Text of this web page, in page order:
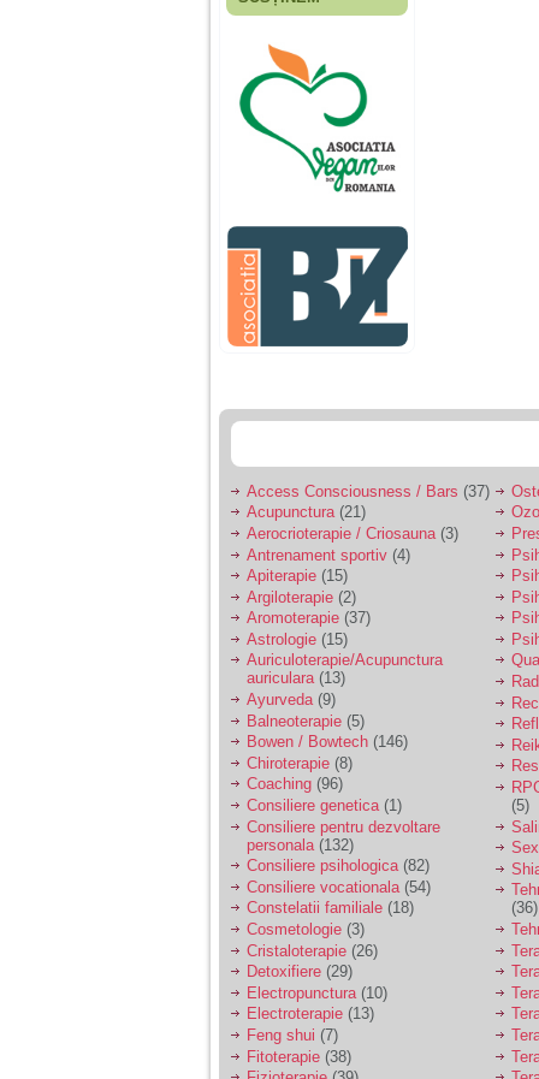
Fiica mea s-a nascut
ani, privind in urma
realizez cat de multe
greseli am facut in
educatia si cresterea
ei, am fost o mama
egoista, preocupata
de implinirea
profesionala, cand ea
era mica am neglijat-
agresiva, orice
greseala era taxata cu
o palma sau pedepse.
De 4 ani am o relatie
serioasa cu un barbat
sa se manifeste o
Ma aflu aici pentru ca
vreau sa stiu daca am
nevoie de un psiholog
sau psihiatru.
Sunt casatorita, am
31 de ani si un copil in
varsta de 2 ani care
mi-e lumina ochilor.
De ceva timp simt ca
mi s-a adunat
oboseala, o oboseala
cronica de care nu pot
scapa si simt ca din
cauza ei nu pot
controla nervii si
cateodata are copilul
de suferit.
Am o bariera peste
care nu pot trece:
prietena mea a ramas
insarcinata cu o fata.
Am fost de comun
acord sa facem un
copil, cu gandul ca e
baiat.
Access Consciousness / Bars (37)
Acupunctura(21)
Aerocrioterapie / Criosauna (3)
Antrenament sportiv (4)
Apiterapie (15)
Argiloterapie (2)
Aromoterapie (37)
Astrologie (15)
Auriculoterapie/Acupunctura
auriculara(13)
Ayurveda(9)
Balneoterapie (5)
Bowen / Bowtech (146)
Chiroterapie (8)
Coaching (96)
Consiliere genetica(1)
Consiliere pentru dezvoltare
personala (132)
Consiliere psihologica(82)
Consiliere vocationala (54)
Constelatii familiale (18)
Cosmetologie (3)
Cristaloterapie (26)
Detoxifiere (29)
Electropunctura (10)
Electroterapie (13)
Feng shui (7)
Fitoterapie (38)
(5)
(36)